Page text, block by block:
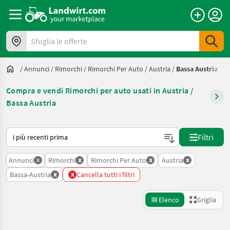
Sfoglia le offerte
/Annunci / Rimorchi / Rimorchi Per Auto /Austria / Bassa Austria
Compra e vendi Rimorchi per auto usati in Austria /
Bassa Austria
Ecco come viene ordinato su Landwirt.com
Filtri
Annunci x Rimorchi x Rimorchi Per Auto x Austria x
Bassa-Austria x x Cancella tutti i filtri
Elenco Griglia